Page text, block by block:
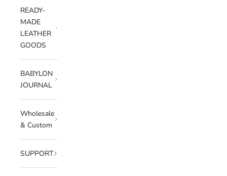
READY-
MADE
LEATHER
GOODS
BABYLON
JOURNAL
Wholesale
& Custom
SUPPORT